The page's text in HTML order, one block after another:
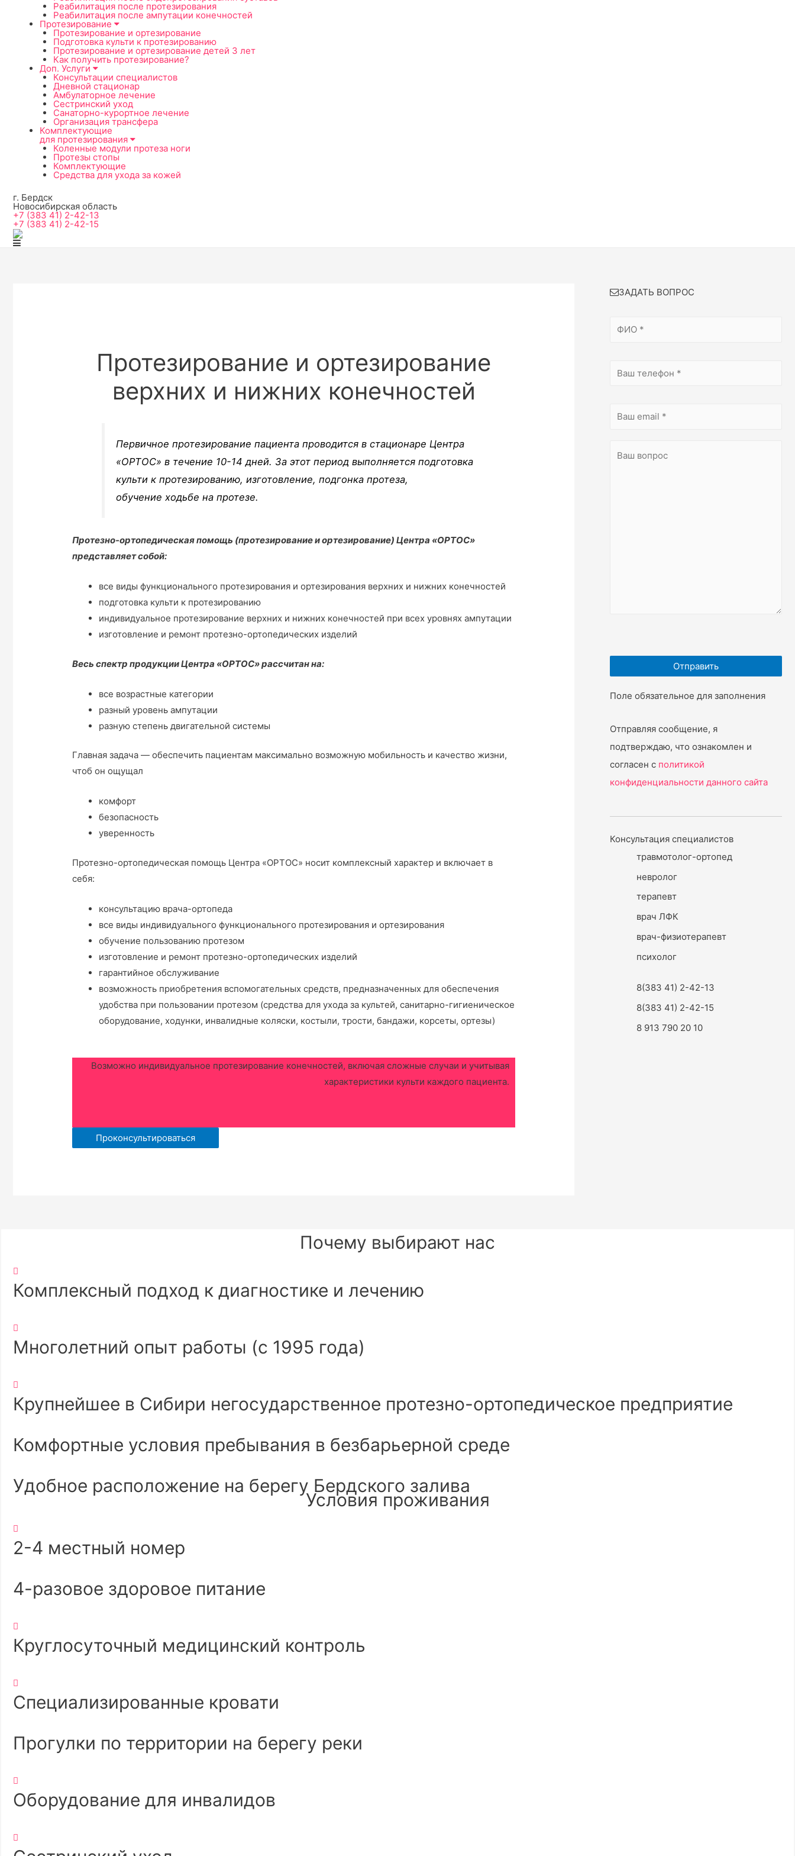
Реабилитация после протезирования
Реабилитация после ампутации конечностей
Протезирование
Протезирование и ортезирование
Подготовка культи к протезированию
Протезирование и ортезирование детей 3 лет
Как получить протезирование?
Доп. Услуги
Консультации специалистов
Дневной стационар
Амбулаторное лечение
Сестринский уход
Санаторно-курортное лечение
Организация трансфера
Комплектующие
для протезирования
Коленные модули протеза ноги
Протезы стопы
Комплектующие
Средства для ухода за кожей
г. Бердск
Новосибирская область
+7 (383 41) 2-42-13
+7 (383 41) 2-42-15
Протезирование и ортезирование
верхних и нижних конечностей
Первичное протезирование пациента проводится в стационаре Центра
«ОРТОС» в течение 10-14 дней. За этот период выполняется подготовка
культи к протезированию, изготовление, подгонка протеза,
обучение ходьбе на протезе.
Протезно-ортопедическая помощь (протезирование и ортезирование) Центра «ОРТОС»
представляет собой:
все виды функционального протезирования и ортезирования верхних и нижних конечностей
подготовка культи к протезированию
индивидуальное протезирование верхних и нижних конечностей при всех уровнях ампутации
изготовление и ремонт протезно-ортопедических изделий
Весь спектр продукции Центра «ОРТОС» рассчитан на:
все возрастные категории
разный уровень ампутации
разную степень двигательной системы
Главная задача — обеспечить пациентам максимально возможную мобильность и качество жизни,
чтоб он ощущал
комфорт
безопасность
уверенность
Протезно-ортопедическая помощь Центра «ОРТОС» носит комплексный характер и включает в
себя:
консультацию врача-ортопеда
все виды индивидуального функционального протезирования и ортезирования
обучение пользованию протезом
изготовление и ремонт протезно-ортопедических изделий
гарантийное обслуживание
возможность приобретения вспомогательных средств, предназначенных для обеспечения
удобства при пользовании протезом (средства для ухода за культей, санитарно-гигиеническое
оборудование, ходунки, инвалидные коляски, костыли, трости, бандажи, корсеты, ортезы)
Возможно индивидуальное протезирование конечностей, включая сложные случаи и учитывая
характеристики культи каждого пациента.
Проконсультироваться
ЗАДАТЬ ВОПРОС
Поле обязательное для заполнения
Отправляя сообщение, я
подтверждаю, что ознакомлен и
согласен с политикой
конфиденциальности данного сайта
Консультация специалистов
травмотолог-ортопед
невролог
терапевт
врач ЛФК
врач-физиотерапевт
психолог
8(383 41) 2-42-13
8(383 41) 2-42-15
8 913 790 20 10
Почему выбирают нас
Комплексный подход к диагностике и лечению
Многолетний опыт работы (с 1995 года)
Крупнейшее в Сибири негосударственное протезно-ортопедическое предприятие
Комфортные условия пребывания в безбарьерной среде
Удобное расположение на берегу Бердского залива
Условия проживания
2-4 местный номер
4-разовое здоровое питание
Круглосуточный медицинский контроль
Специализированные кровати
Прогулки по территории на берегу реки
Оборудование для инвалидов